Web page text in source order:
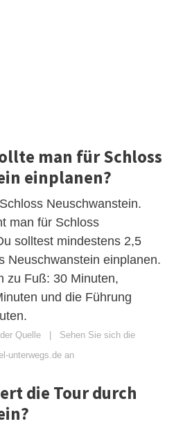
man für Schloss
einplanen?
Neuschwanstein.
man für Schloss
solltest mindestens 2,5
Neuschwanstein einplanen.
zu Fuß: 30 Minuten,
und die Führung
Quelle
Sehen Sie sich die
unterwegs.de an
die Tour durch